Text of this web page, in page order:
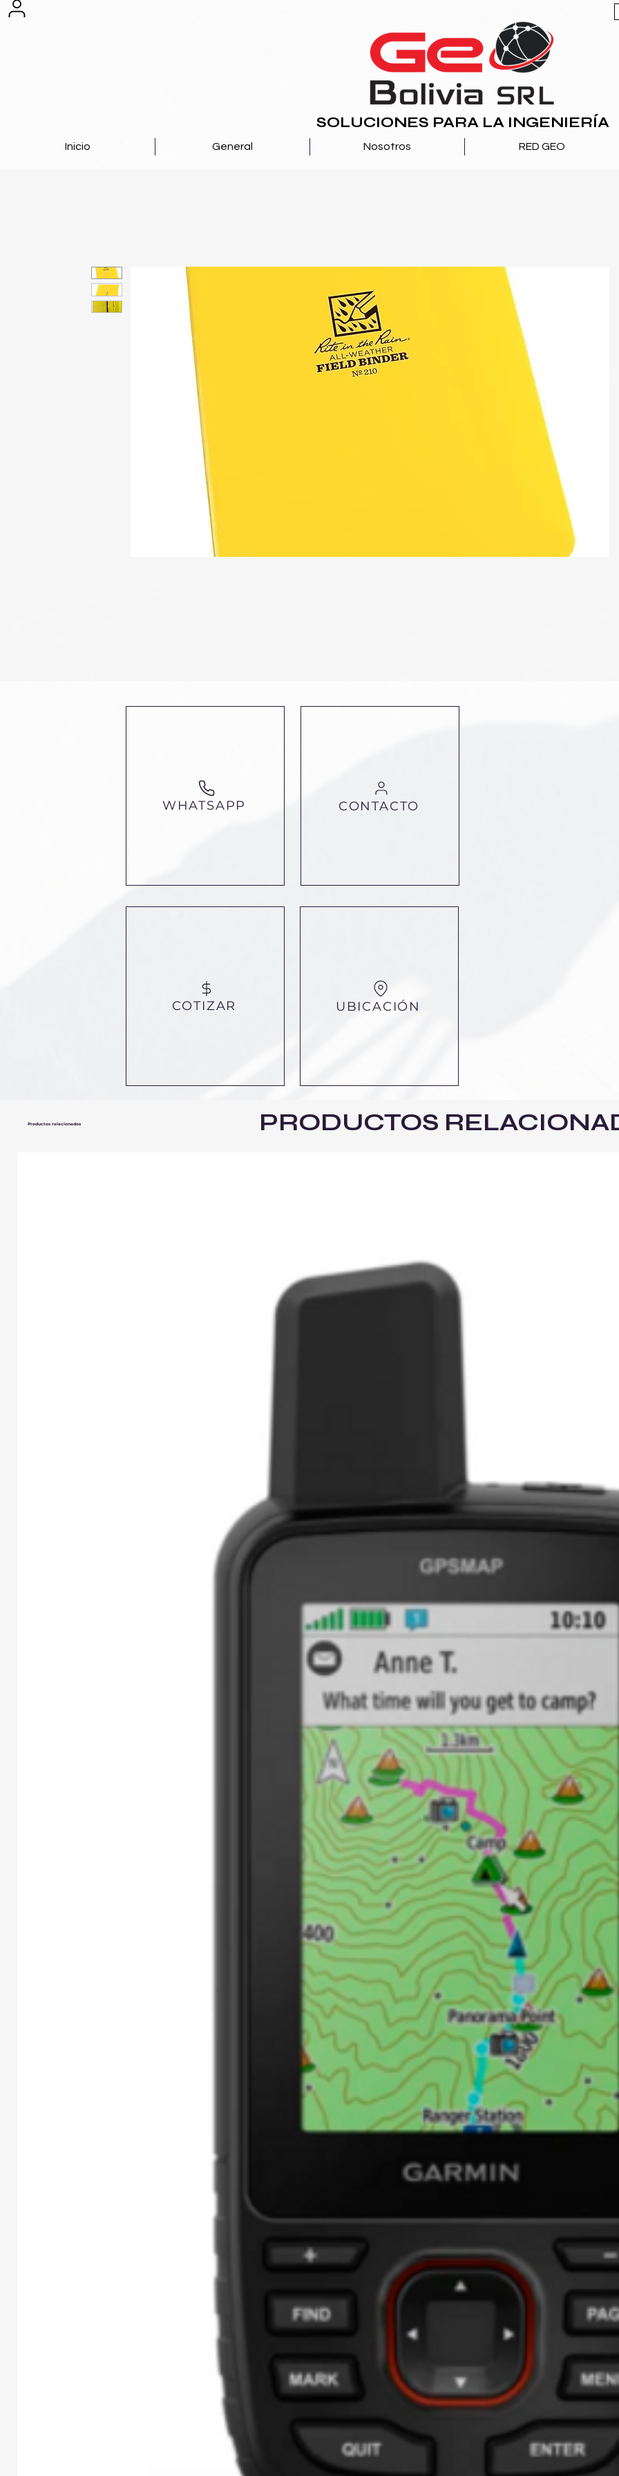
SOLUCIONES PARA LA INGENIERÍA
Inicio General Nosotros RED GEO
WHATSAPP CONTACTO
COTIZAR UBICACIÓN
Productos relacionados PRODUCTOS